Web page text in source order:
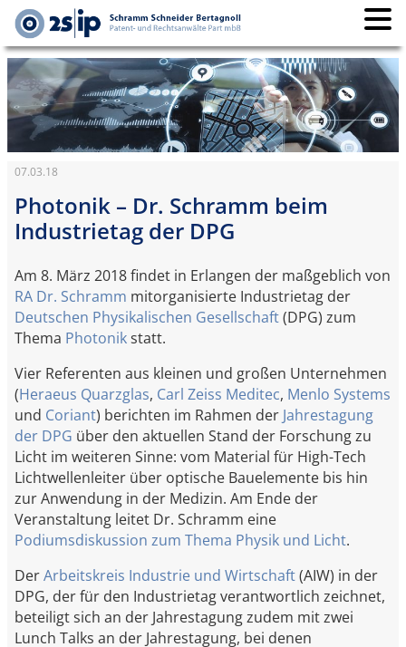
07.03.18
Photonik – Dr. Schramm beim
Industrietag der DPG
Am 8. März 2018 findet in Erlangen der maßgeblich von
RA Dr. Schramm mitorganisierte Industrietag der
Deutschen Physikalischen Gesellschaft(DPG) zum
Thema Photonikstatt.
Vier Referenten aus kleinen und großen Unternehmen
(Heraeus Quarzglas, Carl Zeiss Meditec, Menlo Systems
und Coriant) berichten im Rahmen der Jahrestagung
der DPG über den aktuellen Stand der Forschung zu
Licht im weiteren Sinne: vom Material für High-Tech
Lichtwellenleiter über optische Bauelemente bis hin
zur Anwendung in der Medizin. Am Ende der
Veranstaltung leitet Dr. Schramm eine
Podiumsdiskussion zum Thema Physik und Licht.
DerArbeitskreis Industrie und Wirtschaft(AIW) in der
DPG, der für den Industrietag verantwortlich zeichnet,
beteiligt sich an der Jahrestagung zudem mit zwei
Lunch Talks an der Jahrestagung, bei denen